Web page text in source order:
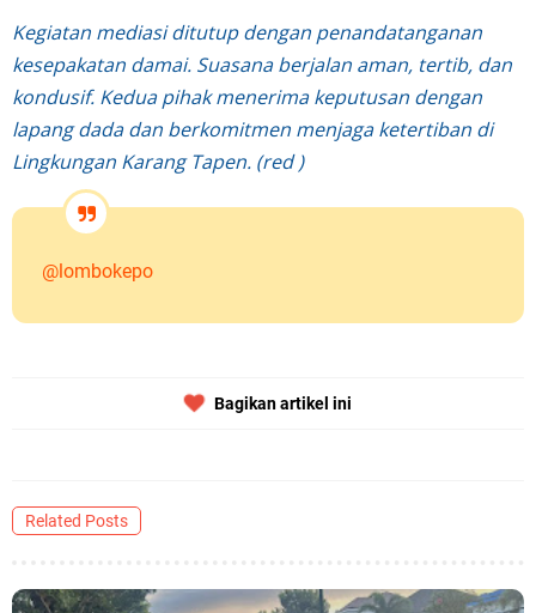
Kegiatan mediasi ditutup dengan penandatanganan
kesepakatan damai. Suasana berjalan aman, tertib, dan
kondusif. Kedua pihak menerima keputusan dengan
lapang dada dan berkomitmen menjaga ketertiban di
Lingkungan Karang Tapen. (red )
@lombokepo
Bagikan artikel ini
Related Posts